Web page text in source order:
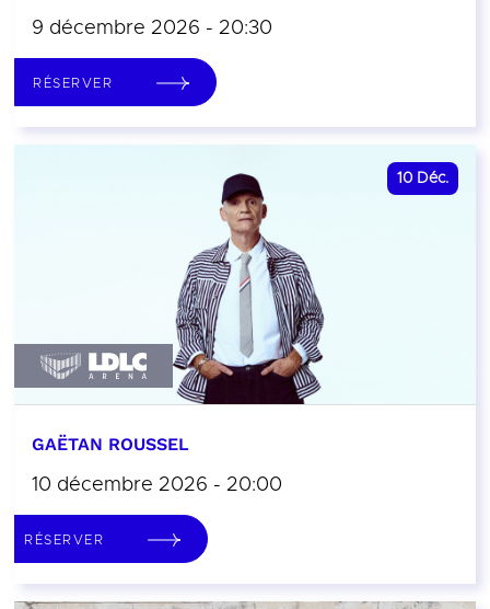
9 décembre 2026 - 20:30
RÉSERVER
10 Déc.
GAËTAN ROUSSEL
10 décembre 2026 - 20:00
RÉSERVER